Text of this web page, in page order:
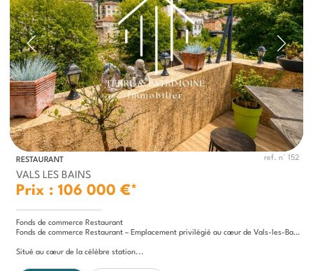
RESTAURANT ref. n° 152
VALS LES BAINS
Prix : 106 000 €*
Fonds de commerce Restaurant
Fonds de commerce Restaurant – Emplacement privilégié au cœur de Vals-les-Bains
Situé au cœur de la célèbre station...